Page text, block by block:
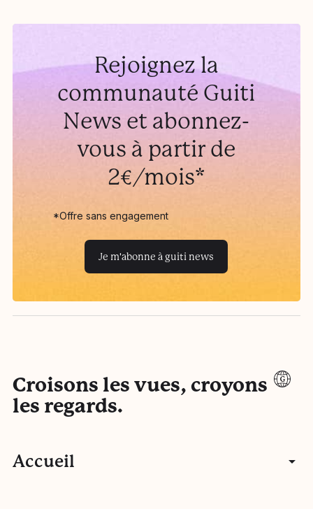
Rejoignez la
communauté Guiti
News et abonnez-
vous à partir de
2€/mois*
*Offre sans engagement
Je m'abonne à guiti news
Croisons les vues, croyons
les regards.
Accueil